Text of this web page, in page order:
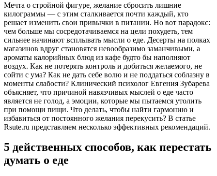
Мечта о стройной фигуре, желание сбросить лишние
килограммы — с этим сталкивается почти каждый, кто
решает изменить свои привычки в питании. Но вот парадокс:
чем больше мы сосредотачиваемся на цели похудеть, тем
сильнее начинают всплывать мысли о еде. Десерты на полках
магазинов вдруг становятся невообразимо заманчивыми, а
ароматы калорийных блюд из кафе будто бы наполняют
воздух. Как не потерять контроль и добиться желаемого, не
сойти с ума? Как не дать себе волю и не поддаться соблазну в
моменты слабости? Клинический психолог Евгения Зубарева
объясняет, что причиной навязчивых мыслей о еде часто
является не голод, а эмоции, которые мы пытаемся утолить
при помощи пищи. Что делать, чтобы найти гармонию и
избавиться от постоянного желания перекусить? В статье
Rsute.ru представляем несколько эффективных рекомендаций.
5 действенных способов, как перестать
думать о еде